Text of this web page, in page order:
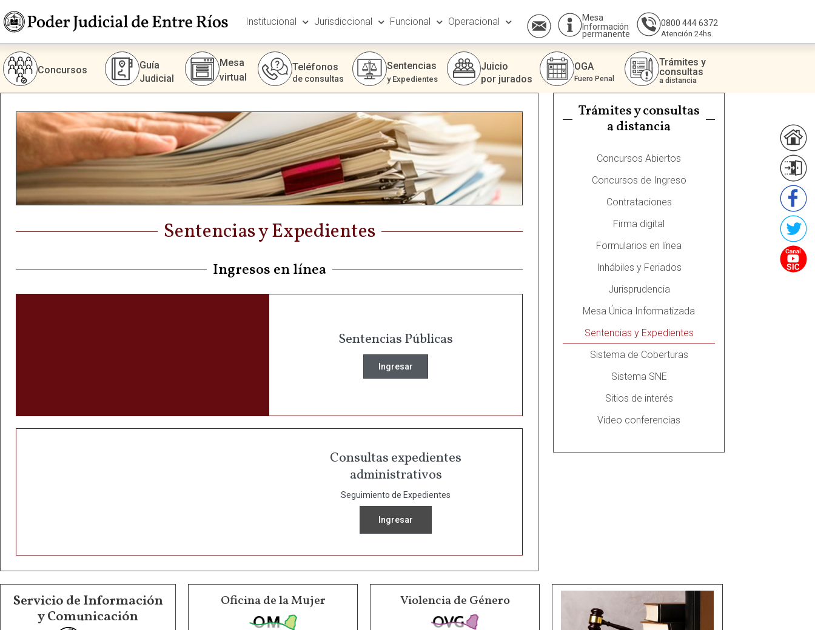
Institucional Jurisdiccional Funcional Operacional
Mesa
Información
permanente
0800 444 6372
Atención 24hs.
Concursos
Guía
Judicial
Mesa
virtual
Teléfonos
de consultas
Sentencias
y Expedientes
Juicio
por jurados
OGA
Fuero Penal
Trámites y
consultas
a distancia
Sentencias y Expedientes
Ingresos en línea
Sentencias Públicas
Ingresar
Consultas expedientes
administrativos
Seguimiento de Expedientes
Ingresar
Trámites y consultas
a distancia
Concursos Abiertos
Concursos de Ingreso
Contrataciones
Firma digital
Formularios en línea
Inhábiles y Feriados
Jurisprudencia
Mesa Única Informatizada
Sentencias y Expedientes
Sistema de Coberturas
Sistema SNE
Sitios de interés
Video conferencias
Servicio de Información
y Comunicación
Oficina de la Mujer Violencia de Género